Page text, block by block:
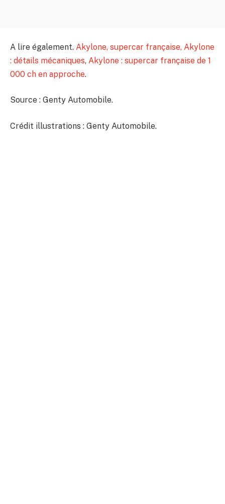
A lire également. Akylone, supercar française, Akylone
: détails mécaniques, Akylone : supercar française de 1
000 ch en approche.
Source : Genty Automobile.
Crédit illustrations : Genty Automobile.